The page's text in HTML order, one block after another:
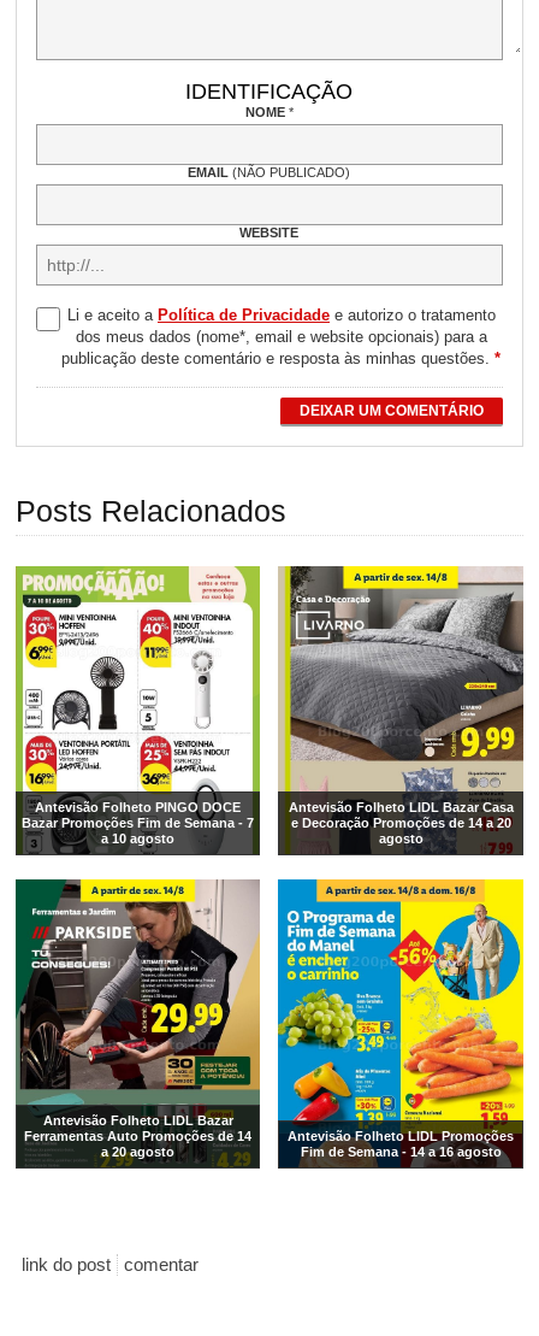
IDENTIFICAÇÃO
NOME *
EMAIL(NÃO PUBLICADO)
WEBSITE
Li e aceito a Política de Privacidadee autorizo o tratamento
dos meus dados (nome*, email e website opcionais) para a
publicação deste comentário e resposta às minhas questões.*
DEIXAR UM COMENTÁRIO
Posts Relacionados
Antevisão Folheto PINGO DOCE
Bazar Promoções Fim de Semana - 7
a 10 agosto
Antevisão Folheto LIDL Bazar Casa
e Decoração Promoções de 14 a 20
agosto
Antevisão Folheto LIDL Bazar
Ferramentas Auto Promoções de 14
a 20 agosto
Antevisão Folheto LIDL Promoções
Fim de Semana - 14 a 16 agosto
link do post comentar